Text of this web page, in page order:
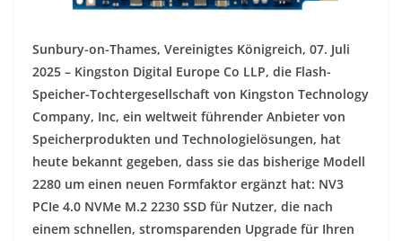
Sunbury-on-Thames, Vereinigtes Königreich, 07. Juli
2025 – Kingston Digital Europe Co LLP, die Flash-
Speicher-Tochtergesellschaft von Kingston Technology
Company, Inc, ein weltweit führender Anbieter von
Speicherprodukten und Technologielösungen, hat
heute bekannt gegeben, dass sie das bisherige Modell
2280 um einen neuen Formfaktor ergänzt hat: NV3
PCIe 4.0 NVMe M.2 2230 SSD für Nutzer, die nach
einem schnellen, stromsparenden Upgrade für Ihren